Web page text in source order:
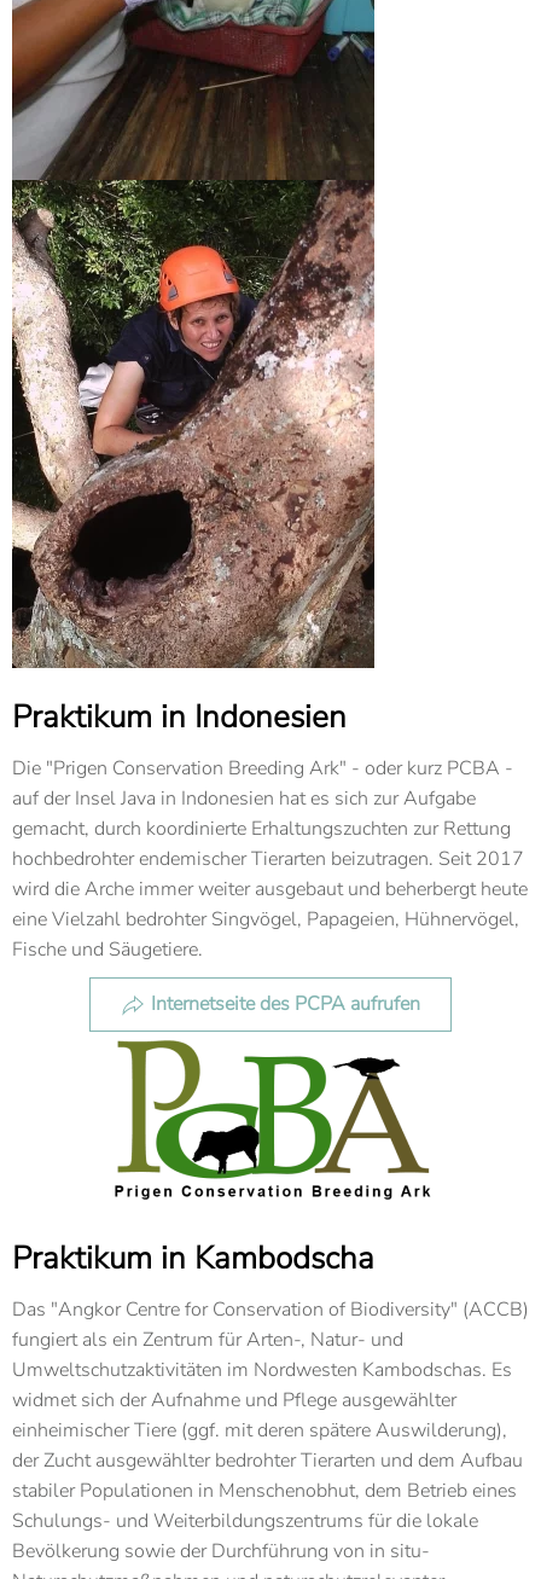
Praktikum in Indonesien
Die "Prigen Conservation Breeding Ark" - oder kurz PCBA -
auf der Insel Java in Indonesien hat es sich zur Aufgabe
gemacht, durch koordinierte Erhaltungszuchten zur Rettung
hochbedrohter endemischer Tierarten beizutragen. Seit 2017
wird die Arche immer weiter ausgebaut und beherbergt heute
eine Vielzahl bedrohter Singvögel, Papageien, Hühnervögel,
Fische und Säugetiere.
Internetseite des PCPA aufrufen
Praktikum in Kambodscha
Das "Angkor Centre for Conservation of Biodiversity" (ACCB)
fungiert als ein Zentrum für Arten-, Natur- und
Umweltschutzaktivitäten im Nordwesten Kambodschas. Es
widmet sich der Aufnahme und Pflege ausgewählter
einheimischer Tiere (ggf. mit deren spätere Auswilderung),
der Zucht ausgewählter bedrohter Tierarten und dem Aufbau
stabiler Populationen in Menschenobhut, dem Betrieb eines
Schulungs- und Weiterbildungszentrums für die lokale
Bevölkerung sowie der Durchführung von in situ-